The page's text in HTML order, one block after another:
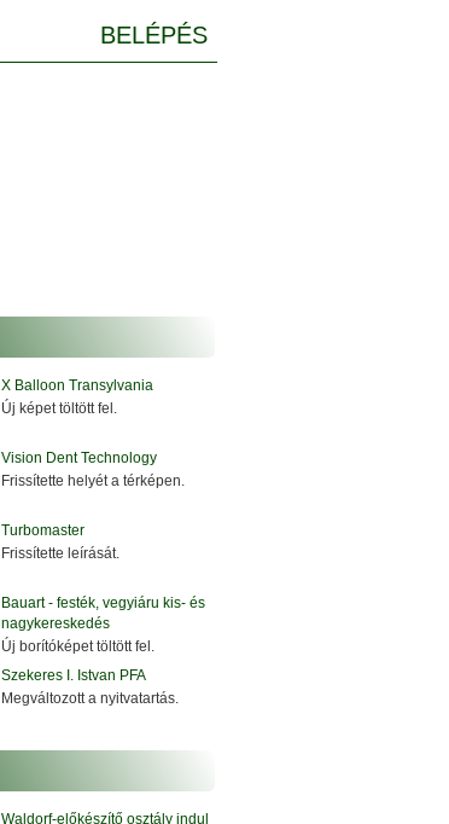
BELÉPÉS
X Balloon Transylvania
Új képet töltött fel.
Vision Dent Technology
Frissítette helyét a térképen.
Turbomaster
Frissítette leírását.
Bauart - festék, vegyiáru kis- és
nagykereskedés
Új borítóképet töltött fel.
Szekeres I. Istvan PFA
Megváltozott a nyitvatartás.
Waldorf-előkészítő osztály indul